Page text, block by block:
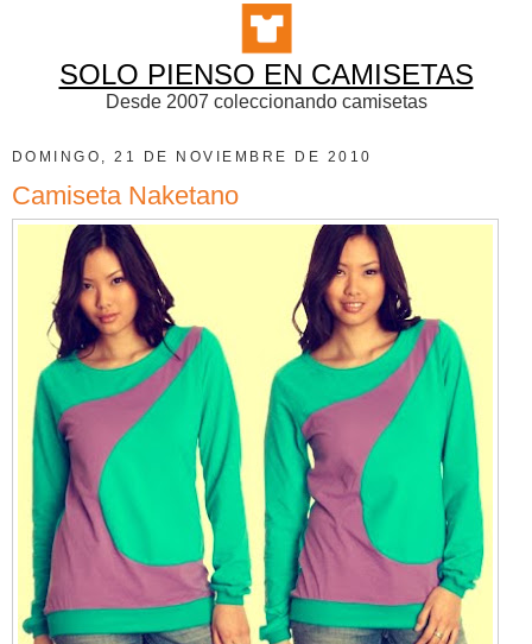
SOLO PIENSO EN CAMISETAS
Desde 2007 coleccionando camisetas
DOMINGO, 21 DE NOVIEMBRE DE 2010
Camiseta Naketano